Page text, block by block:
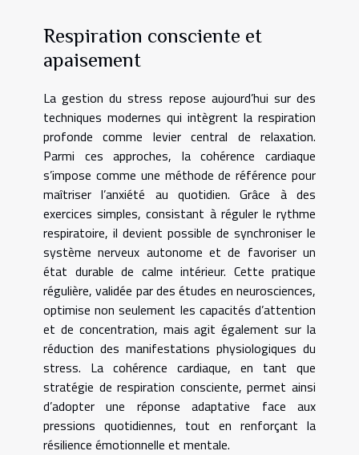
Respiration consciente et
apaisement
La gestion du stress repose aujourd’hui sur des
techniques modernes qui intègrent la respiration
profonde comme levier central de relaxation.
Parmi ces approches, la cohérence cardiaque
s’impose comme une méthode de référence pour
maîtriser l’anxiété au quotidien. Grâce à des
exercices simples, consistant à réguler le rythme
respiratoire, il devient possible de synchroniser le
système nerveux autonome et de favoriser un
état durable de calme intérieur. Cette pratique
régulière, validée par des études en neurosciences,
optimise non seulement les capacités d’attention
et de concentration, mais agit également sur la
réduction des manifestations physiologiques du
stress. La cohérence cardiaque, en tant que
stratégie de respiration consciente, permet ainsi
d’adopter une réponse adaptative face aux
pressions quotidiennes, tout en renforçant la
résilience émotionnelle et mentale.